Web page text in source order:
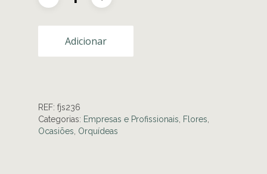
Adicionar
REF: fjs236
Categorias: Empresas e Profissionais Flores
Ocasiões Orquídeas